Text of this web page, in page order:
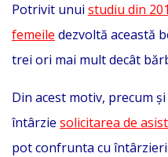
Potrivit unui studiu din
femeile dezvoltă această
trei ori mai mult decât
Din acest motiv, precum
întârzie solicitarea de
pot confrunta cu